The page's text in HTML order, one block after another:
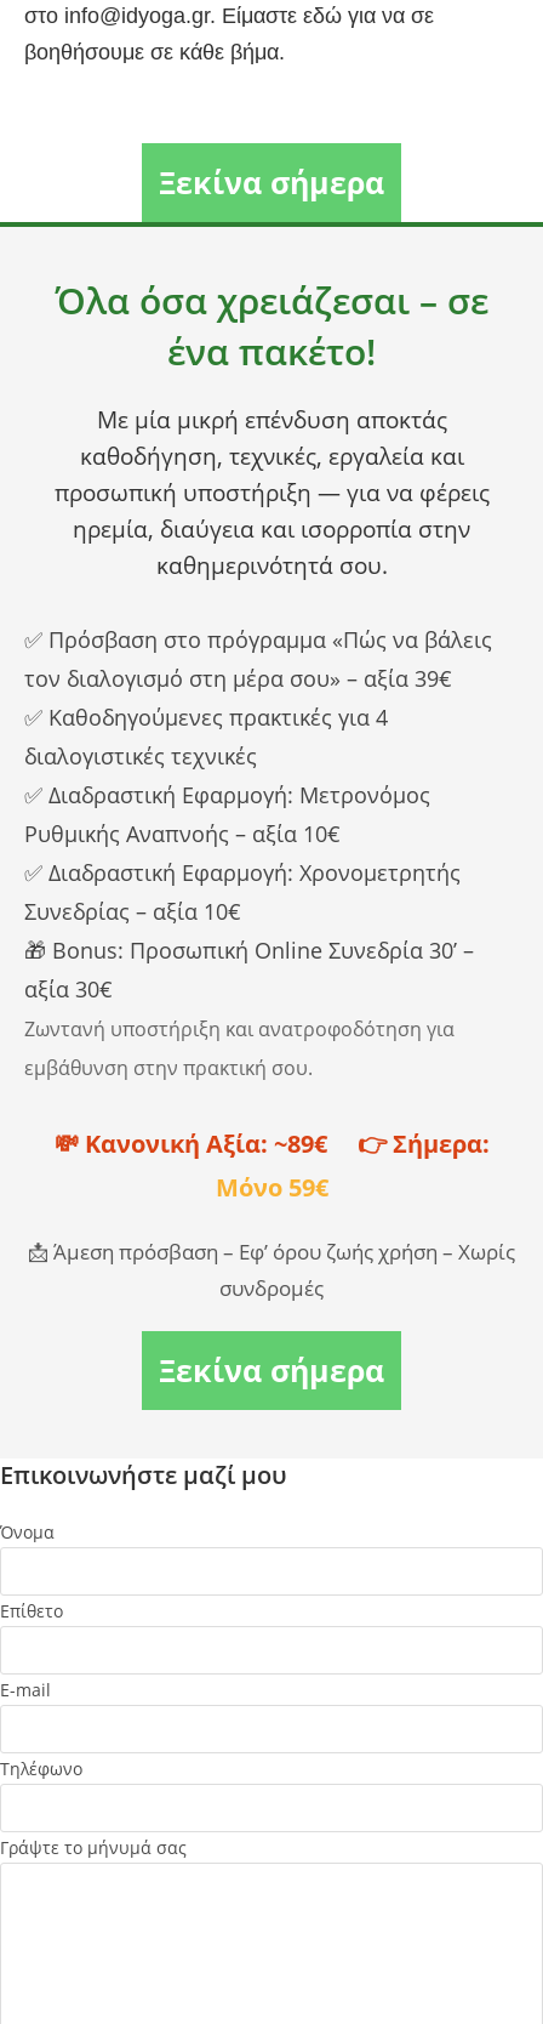
στο info@idyoga.gr. Είμαστε εδώ για να σε
βοηθήσουμε σε κάθε βήμα.
Ξεκίνα σήμερα
Όλα όσα χρειάζεσαι – σε
ένα πακέτο!
Με μία μικρή επένδυση αποκτάς
καθοδήγηση, τεχνικές, εργαλεία και
προσωπική υποστήριξη — για να φέρεις
ηρεμία, διαύγεια και ισορροπία στην
καθημερινότητά σου.
✅ Πρόσβαση στο πρόγραμμα «Πώς να βάλεις
τον διαλογισμό στη μέρα σου» – αξία 39€
✅ Καθοδηγούμενες πρακτικές για 4
διαλογιστικές τεχνικές
✅ Διαδραστική Εφαρμογή: Μετρονόμος
Ρυθμικής Αναπνοής – αξία 10€
✅ Διαδραστική Εφαρμογή: Χρονομετρητής
Συνεδρίας – αξία 10€
🎁 Bonus: Προσωπική Online Συνεδρία 30’ –
αξία 30€
Ζωντανή υποστήριξη και ανατροφοδότηση για
εμβάθυνση στην πρακτική σου.
💸 Κανονική Αξία: ~89€ 👉 Σήμερα:
Μόνο 59€
📩 Άμεση πρόσβαση – Εφ’ όρου ζωής χρήση – Χωρίς
συνδρομές
Ξεκίνα σήμερα
Επικοινωνήστε μαζί μου
Όνομα
Επίθετο
E-mail
Τηλέφωνο
Γράψτε το μήνυμά σας